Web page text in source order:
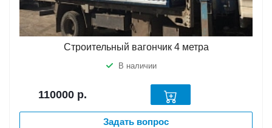
Строительный вагончик 4 метра
В наличии
110000 р.
Задать вопрос